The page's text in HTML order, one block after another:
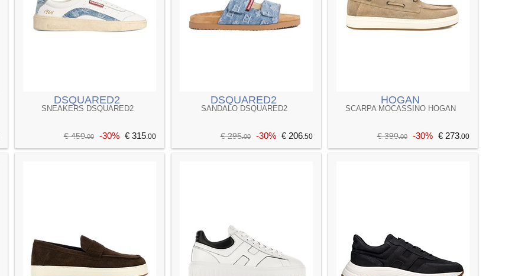
DSQUARED2
SNEAKERS DSQUARED2
€ 450.00 -30% € 315.00
DSQUARED2
SANDALO DSQUARED2
€ 295.00 -30% € 206.50
HOGAN
SCARPA MOCASSINO HOGAN
€ 390.00 -30% € 273.00